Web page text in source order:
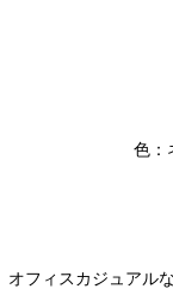
色：
オフィスカジュアル